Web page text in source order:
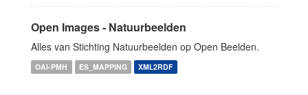
Open Images - Natuurbeelden
Alles van Stichting Natuurbeelden op Open Beelden.
OAI-PMH ES_MAPPING XML2RDF